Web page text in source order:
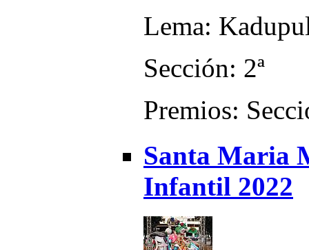
Lema:
Sección: 2ª
Premios:
Santa Maria
Infantil 2022